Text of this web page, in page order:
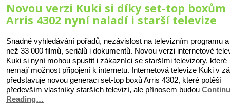
Novou verzi Kuki si díky set-top boxům
Arris 4302 nyní naladí i starší televize
Snadné vyhledávání pořadů, nezávislost na televizním programu
než 33 000 filmů, seriálů i dokumentů. Novou verzi internetové
Kuki si nyní mohou spustit i zákazníci se staršími televizory, které
nemají možnost připojení k internetu. Internetová televize Kuki v
představuje novou generaci set-top boxů Arris 4302, které potěší
především vlastníky starších televizí, ale přínosem budou
Reading…